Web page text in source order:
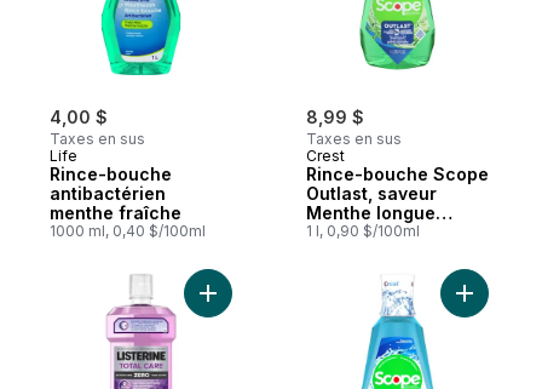
4,00 $
Taxes en sus
Life
Rince-bouche
antibactérien
menthe fraîche
1000 ml, 0,40 $/100ml
8,99 $
Taxes en sus
Crest
Rince-bouche Scope
Outlast, saveur
Menthe longue
durée,
1 l, 0,90 $/100ml
Ajouter Rince-bouche Total Care Zero,
Ajouter